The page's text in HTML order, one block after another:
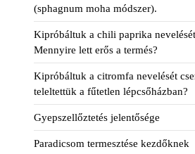
(sphagnum moha módszer).
Kipróbáltuk a chili paprika
Mennyire lett erős a termés?
Kipróbáltuk a citromfa nevelését
teleltettük a fűtetlen lépcsőházban?
Gyepszellőztetés jelentősége
Paradicsom termesztése kezdőknek